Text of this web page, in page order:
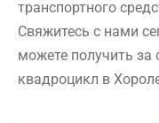
транспортного
Свяжитесь с нами
можете получить за
квадроцикл в